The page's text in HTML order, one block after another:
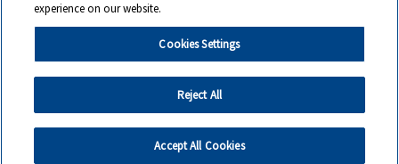
© Copyright 2020 Fundação Sen. José Ermírio de Moraes. Todos direitos
reservados
Canal de Exercício de Direito do Titular |Política de Privacidade
experience on our website.
Cookies Settings
Reject All
Accept All Cookies